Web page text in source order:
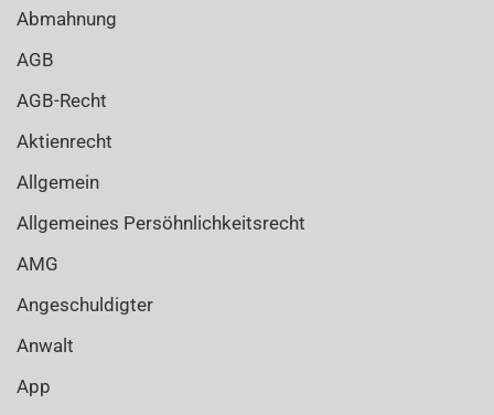
Abmahnung
AGB
AGB-Recht
Aktienrecht
Allgemein
Allgemeines Persöhnlichkeitsrecht
AMG
Angeschuldigter
Anwalt
App